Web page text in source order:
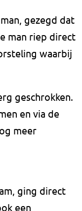
gezegd dat
man riep direct
waarbij
geschrokken.
en via de
meer
ging direct
een